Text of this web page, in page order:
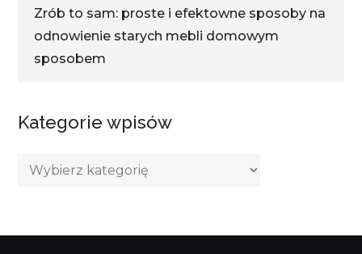
Zrób to sam: proste i efektowne sposoby na
odnowienie starych mebli domowym
sposobem
Kategorie wpisów
Kategorie